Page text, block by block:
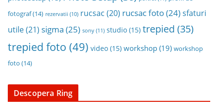
fotograf(14) rezervatii (10) rucsac (20) rucsac foto(24)sfaturi
utile(21) sigma (25) sony (11) studio (15) trepied (35)
trepied foto (49) video (15) workshop (19) workshop
foto (14)
Descopera Ring